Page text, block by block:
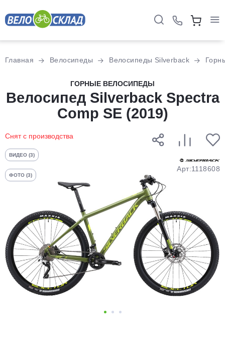
Главная Велосипеды Велосипеды Silverback
ГОРНЫЕ ВЕЛОСИПЕДЫ
Велосипед Silverback Spectra
Comp SE (2019)
Снят с производства
ВИДЕО (3)
ФОТО (3)
Арт:1118608
Разбейте
оплатуна части
без переплат
График платежей
Добавляйте товары
в корзину
Оплачивайте сегодня только